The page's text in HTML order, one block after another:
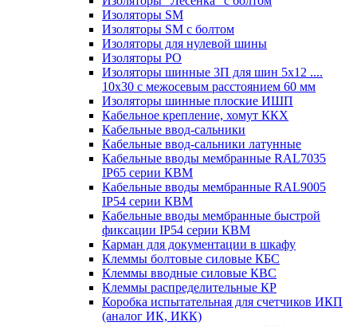
Изоляторы SM
Изоляторы SM c болтом
Изоляторы для нулевой шины
Изоляторы РО
Изоляторы шинные 3П для шин 5х12 ....
10х30 с межосевым расстоянием 60 мм
Изоляторы шинные плоские ИШП
Кабельное крепление, хомут ККХ
Кабельные ввод-сальники
Кабельные ввод-сальники латунные
Кабельные вводы мембранные RAL7035
IP65 серии КВМ
Кабельные вводы мембранные RAL9005
IP54 серии КВМ
Кабельные вводы мембранные быстрой
фиксации IP54 серии КВМ
Карман для документации в шкафу
Клеммы болтовые силовые КБС
Клеммы вводные силовые КВС
Клеммы распределительные КР
Коробка испытательная для счетчиков ИКП
(аналог ИК, ИКК)